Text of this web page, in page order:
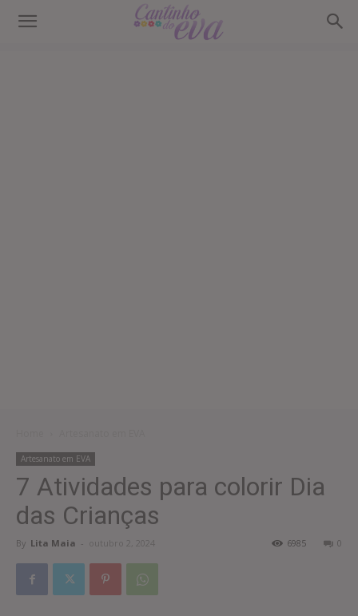
Cantinho
Artesanato em EVA
7 Atividades para colorir Dia
das Crianças
By Lita Maia - outubro 2, 2024 0
6985